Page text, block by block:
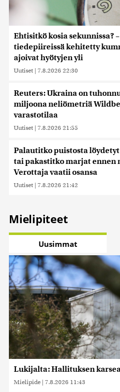
Ehtisitkö kosia sekunnissa?
tiedepiireissä kehitetty
ajoivat hyötyjen yli
Uutiset | 7.8.2026 22:30
Reuters: Ukraina on
miljoona neliömetriä
varastotilaa
Uutiset | 7.8.2026 21:55
Palautitko puistosta
tai pakastitko marjat ennen
Verottaja vaatii osansa
Uutiset | 7.8.2026 21:42
Mielipiteet
Uusimmat
Lukijalta: Hallituksen
Mielipide | 7.8.2026 11:43